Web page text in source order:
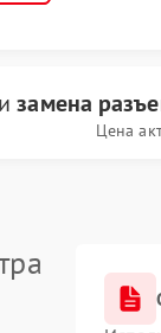
замена
Цена